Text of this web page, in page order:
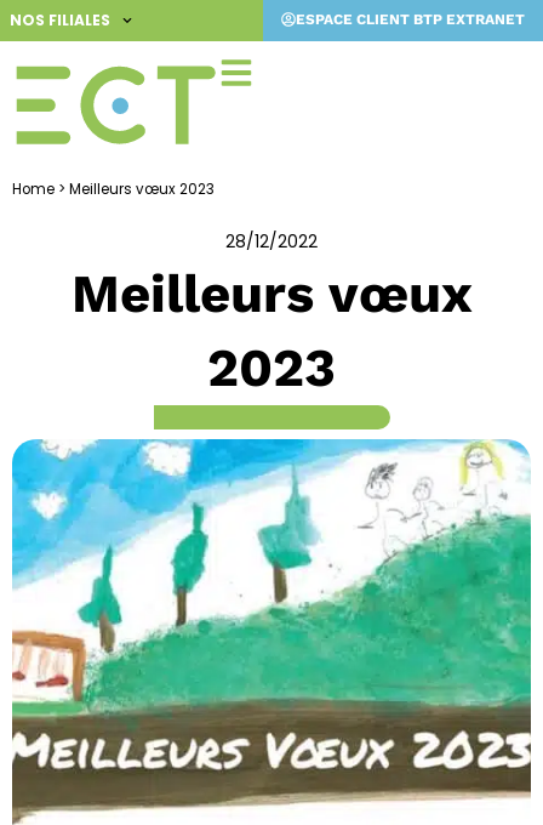
Aller
au
contenu
NOS FILIALES ESPACE CLIENT BTP EXTRANET
Home > Meilleurs vœux 2023
28/12/2022
Meilleurs vœux
2023